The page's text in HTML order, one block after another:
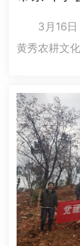
3月16日
黄秀农耕文
质量发展的
与可持续发
席，岳阳县